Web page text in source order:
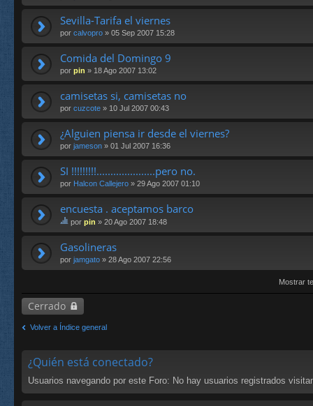
Sevilla-Tarifa el viernes
por calvopro » 05 Sep 2007 15:28
Comida del Domingo 9
por pin » 18 Ago 2007 13:02
camisetas si, camisetas no
por cuzcote » 10 Jul 2007 00:43
¿Alguien piensa ir desde el viernes?
por jameson » 01 Jul 2007 16:36
SI !!!!!!!!!.....................pero no.
por Halcon Callejero » 29 Ago 2007 01:10
encuesta . aceptamos barco
st
e
te
m
ne
un
a
en
por pin » 20 Ago 2007 18:48
Gasolineras
por jamgato » 28 Ago 2007 22:56
Mostrar
Cerrado
Volver a Índice general
¿Quién está conectado?
Usuarios navegando por este Foro: No hay usuarios registrados